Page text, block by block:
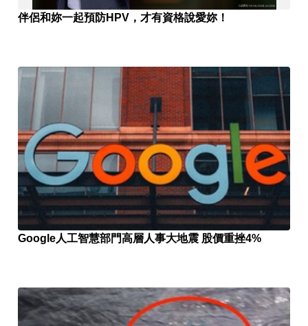
伴侶和妳一起預防HPV，才有資格說愛妳！
Google人工智慧部門高層人事大地震 股價重挫4%